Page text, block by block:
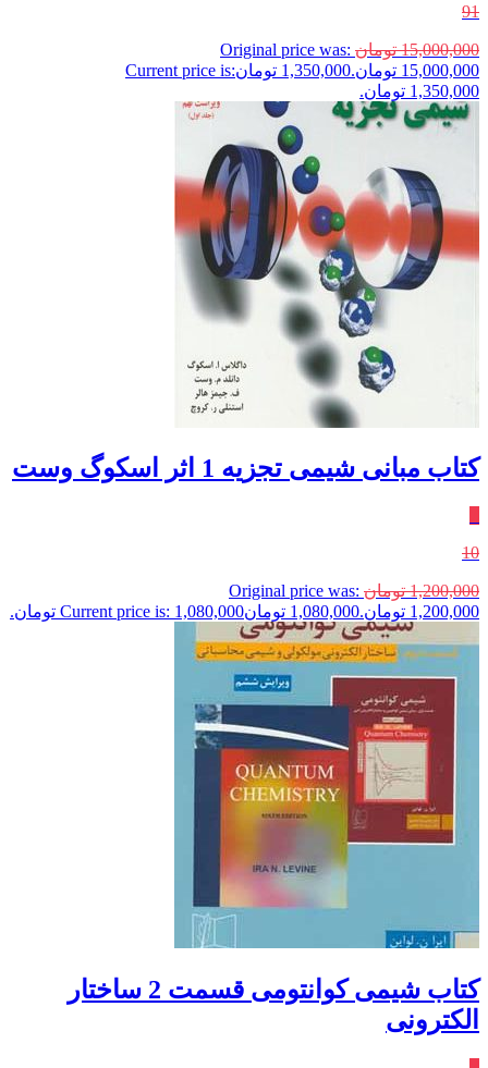
91
15,000,000 تومان Original price was:
15,000,000 تومان.
1,350,000 تومانCurrent price is:
1,350,000 تومان.
کتاب مبانی شیمی تجزیه 1 اثر اسکوگ وست
10
1,200,000 تومان Original price was:
1,200,000 تومان.
1,080,000 تومانCurrent price is: 1,080,000 تومان.
کتاب شیمی کوانتومی قسمت 2 ساختار
الکترونی